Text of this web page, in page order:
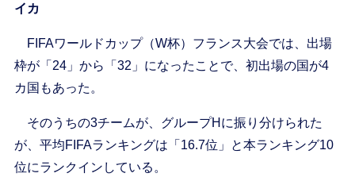
イカ
FIFAワールドカップ（W杯）フランス大会では、出場
枠が「24」から「32」になったことで、初出場の国が4
カ国もあった。
そのうちの3チームが、グループHに振り分けられた
が、平均FIFAランキングは「16.7位」と本ランキング10
位にランクインしている。